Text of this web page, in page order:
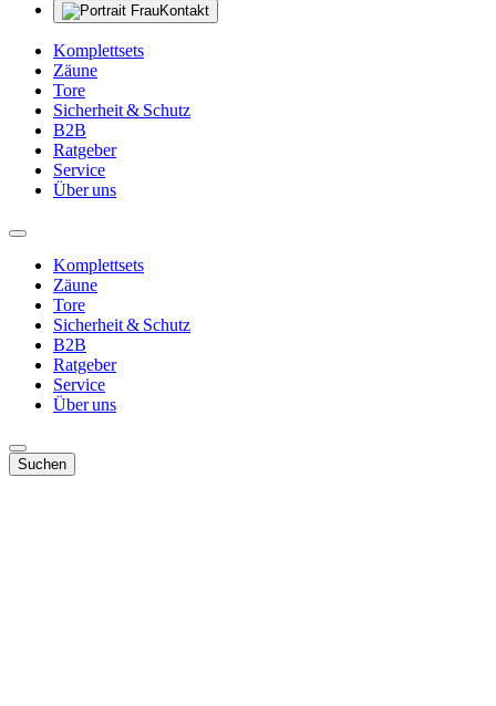
Kontakt
Komplettsets
Zäune
Tore
Sicherheit & Schutz
B2B
Ratgeber
Service
Über uns
Komplettsets
Zäune
Tore
Sicherheit & Schutz
B2B
Ratgeber
Service
Über uns
Suchen